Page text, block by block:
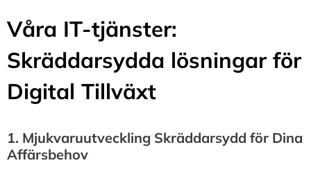
Våra IT-tjänster:
Skräddarsydda lösningar för
Digital Tillväxt
1.⁠ ⁠Mjukvaruutveckling Skräddarsydd för Dina
Affärsbehov